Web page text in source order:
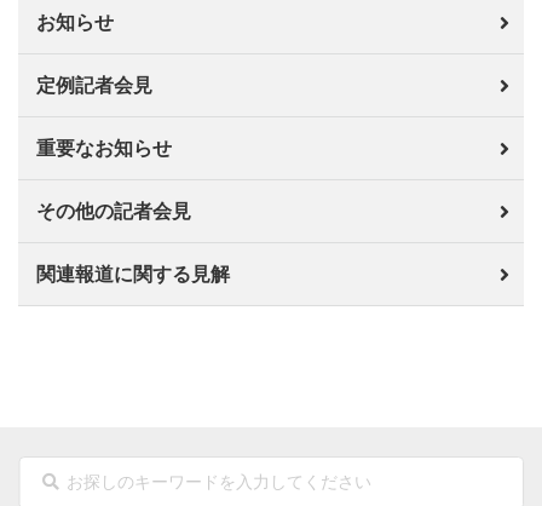
お知らせ
定例記者会見
重要なお知らせ
その他の記者会見
関連報道に関する見解